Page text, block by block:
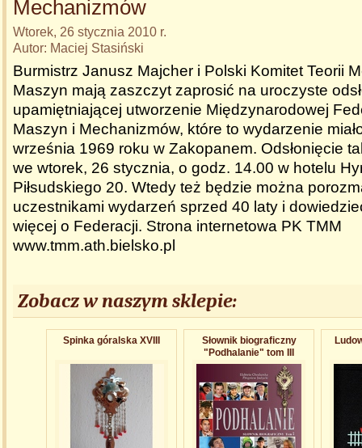
Mechanizmów
Wtorek, 26 stycznia 2010 r.
Autor: Maciej Stasiński
Burmistrz Janusz Majcher i Polski Komitet Teorii
Maszyn mają zaszczyt zaprosić na uroczyste
upamiętniającej utworzenie Międzynarodowej
Maszyn i Mechanizmów, które to wydarzenie
września 1969 roku w Zakopanem. Odsłonięcie
we wtorek, 26 stycznia, o godz. 14.00 w hotelu
Piłsudskiego 20. Wtedy też będzie można
uczestnikami wydarzeń sprzed 40 laty i
więcej o Federacji. Strona internetowa PK TMM
www.tmm.ath.bielsko.pl
Zobacz w naszym sklepie:
Spinka góralska XVIII
Słownik biograficzny
"Podhalanie" tom III